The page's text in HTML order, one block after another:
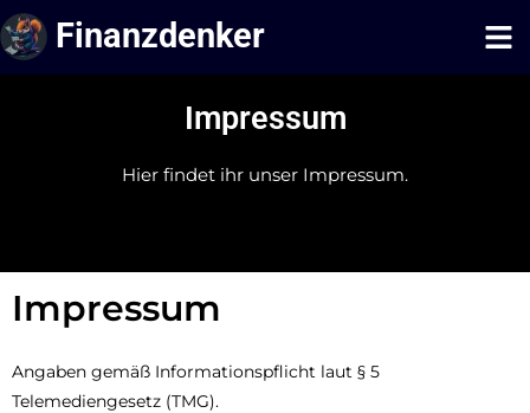
Finanzdenker
Impressum
Hier findet ihr unser Impressum.
Impressum
Angaben gemäß Informationspflicht laut § 5
Telemediengesetz (TMG).